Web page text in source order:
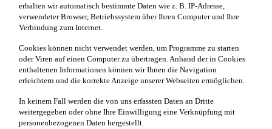
erhalten wir automatisch bestimmte Daten wie z. B. IP-Adresse,
verwendeter Browser, Betriebssystem über Ihren Computer und Ihre
Verbindung zum Internet.
Cookies können nicht verwendet werden, um Programme zu starten
oder Viren auf einen Computer zu übertragen. Anhand der in Cookies
enthaltenen Informationen können wir Ihnen die Navigation
erleichtern und die korrekte Anzeige unserer Webseiten ermöglichen.
In keinem Fall werden die von uns erfassten Daten an Dritte
weitergegeben oder ohne Ihre Einwilligung eine Verknüpfung mit
personenbezogenen Daten hergestellt.